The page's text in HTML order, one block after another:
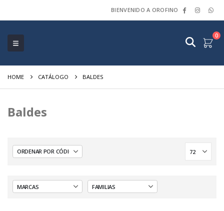
BIENVENIDO A OROFINO
0
HOME CATÁLOGO BALDES
Baldes